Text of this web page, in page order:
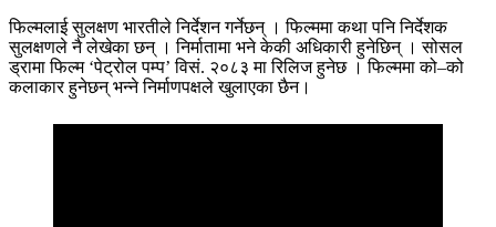
फिल्मलाई सुलक्षण भारतीले निर्देशन गर्नेछन् । फिल्ममा कथा पनि निर्देशक
सुलक्षणले नै लेखेका छन् । निर्मातामा भने केकी अधिकारी हुनेछिन् । सोसल
ड्रामा फिल्म ‘पेट्रोल पम्प’ विसं. २०८३ मा रिलिज हुनेछ । फिल्ममा को–को
कलाकार हुनेछन् भन्ने निर्माणपक्षले खुलाएका छैन।